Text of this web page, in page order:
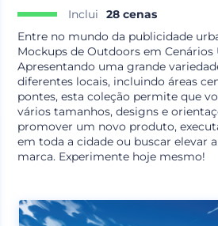
Inclui
28 cenas
Entre no mundo da publicidade
Mockups de Outdoors em Cenários
Apresentando uma grande
diferentes locais, incluindo áreas
pontes, esta coleção permite que
vários tamanhos, designs e
promover um novo produto,
em toda a cidade ou buscar elevar
marca. Experimente hoje mesmo!